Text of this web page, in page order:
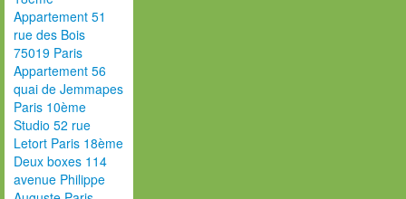
Appartement 51
rue des Bois
75019 Paris
Appartement 56
quai de Jemmapes
Paris 10ème
Studio 52 rue
Letort Paris 18ème
Deux boxes 114
avenue Philippe